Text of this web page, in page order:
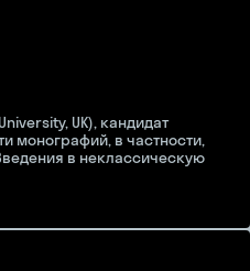
UK), кандидат
монографий, в частности,
в неклассическую